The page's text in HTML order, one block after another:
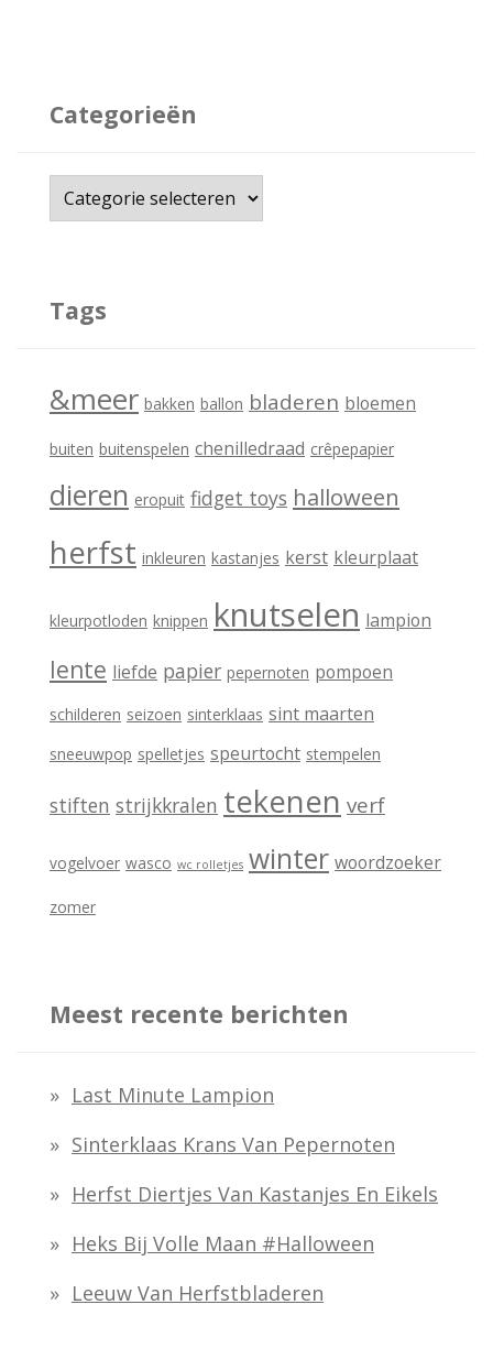
Categorieën
Tags
&meer bakken ballon bladeren bloemen
buiten buitenspelen chenilledraad crêpepapier
dieren eropuit fidget toys halloween
herfst inkleuren kastanjes kerst kleurplaat
kleurpotloden knippen knutselen lampion
lente liefde papier pepernoten pompoen
schilderen seizoen sinterklaas sint maarten
sneeuwpop spelletjes speurtocht stempelen
stiften strijkkralen tekenen verf
vogelvoer wasco wc rolletjes winter woordzoeker
zomer
Meest recente berichten
Last Minute Lampion
Sinterklaas Krans Van Pepernoten
Herfst Diertjes Van Kastanjes En Eikels
Heks Bij Volle Maan #halloween
Leeuw Van Herfstbladeren